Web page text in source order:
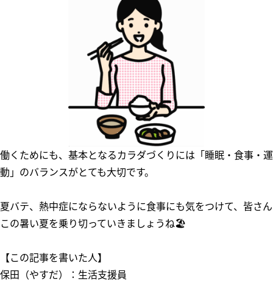
働くためにも、基本となるカラダづくりには「睡眠・食事・運
動」のバランスがとても大切です。
夏バテ、熱中症にならないように食事にも気をつけて、皆さん
この暑い夏を乗り切っていきましょうね🏖
【この記事を書いた人】
保田（やすだ）：生活支援員